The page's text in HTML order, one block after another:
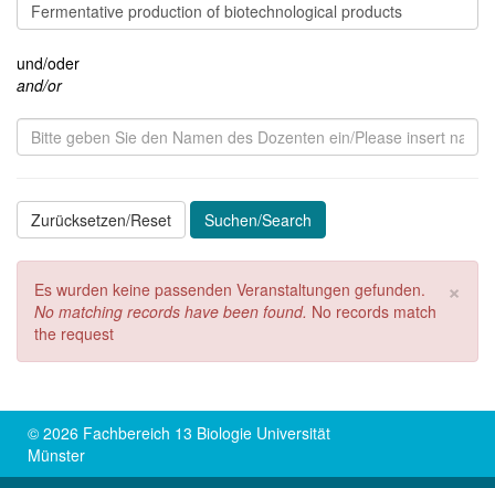
und/oder
and/or
Zurücksetzen/Reset Suchen/Search
×
Es wurden keine passenden Veranstaltungen gefunden.
No matching records have been found. No records match
the request
© 2026 Fachbereich 13 Biologie Universität
Münster